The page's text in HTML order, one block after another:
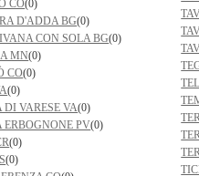
CO(0)
D'ADDA BG(0)
CON SOLA BG(0)
MN(0)
CO(0)
(0)
DI VARESE VA(0)
ERBOGNONE PV(0)
(0)
(0)